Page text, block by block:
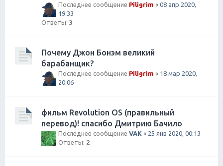
Последнее сообщение Piligrim « 08 апр 2020,
19:33
Ответы: 3
Почему Джон Бонэм великий
барабанщик?
Последнее сообщение Piligrim « 18 мар 2020,
20:06
фильм Revolution OS (правильный
перевод)! спасибо Дмитрию Бачило
Последнее сообщение VAK « 25 янв 2020, 00:13
Ответы: 2